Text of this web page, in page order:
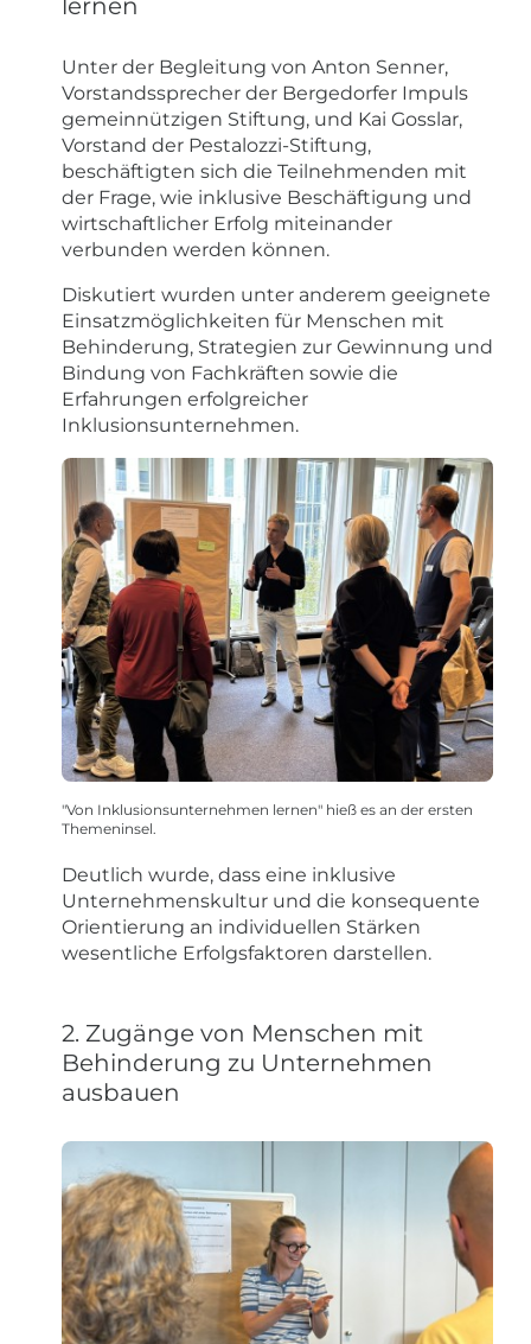
lernen
Unter der Begleitung von Anton Senner,
Vorstandssprecher der Bergedorfer Impuls
gemeinnützigen Stiftung, und Kai Gosslar,
Vorstand der Pestalozzi-Stiftung,
beschäftigten sich die Teilnehmenden mit
der Frage, wie inklusive Beschäftigung und
wirtschaftlicher Erfolg miteinander
verbunden werden können.
Diskutiert wurden unter anderem geeignete
Einsatzmöglichkeiten für Menschen mit
Behinderung, Strategien zur Gewinnung und
Bindung von Fachkräften sowie die
Erfahrungen erfolgreicher
Inklusionsunternehmen.
"Von Inklusionsunternehmen lernen" hieß es an der ersten
Themeninsel.
Deutlich wurde, dass eine inklusive
Unternehmenskultur und die konsequente
Orientierung an individuellen Stärken
wesentliche Erfolgsfaktoren darstellen.
2. Zugänge von Menschen mit
Behinderung zu Unternehmen
ausbauen